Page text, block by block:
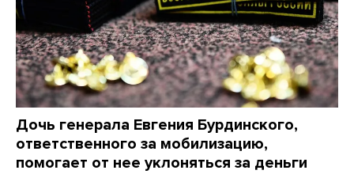
Дочь генерала Евгения Бурдинского,
ответственного за мобилизацию,
помогает от нее уклоняться за деньги